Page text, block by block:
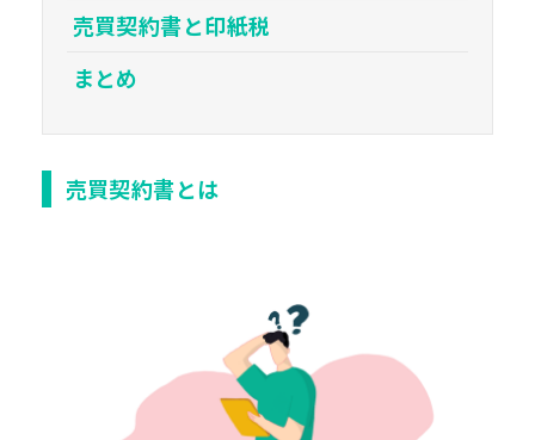
売買契約書と印紙税
まとめ
売買契約書とは